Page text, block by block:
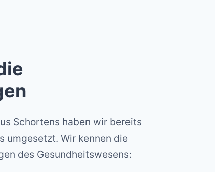
Schortens haben wir bereits
umgesetzt. Wir kennen die
des Gesundheitswesens: